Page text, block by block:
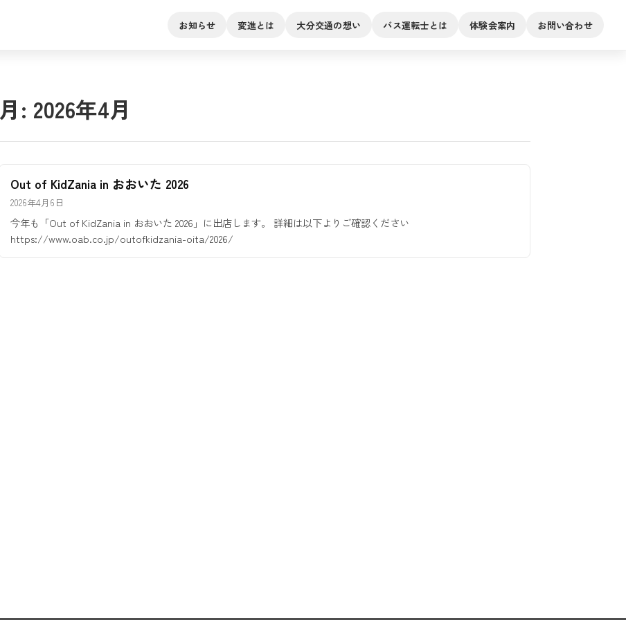
お知らせ 変進とは 大分交通の想い バス運転士とは 体験会案内 お問い合わせ
月: 2026年4月
Out of KidZania in おおいた 2026
2026年4月6日
今年も「Out of KidZania in おおいた 2026」に出店します。 詳細は以下よりご確認ください
https://www.oab.co.jp/outofkidzania-oita/2026/